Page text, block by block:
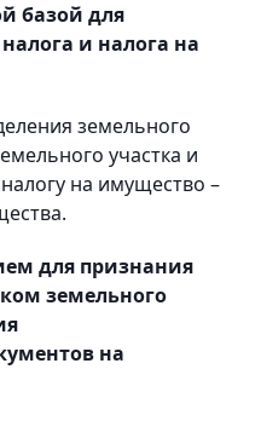
базой для
и налога на
земельного
участка и
на имущество –
для признания
земельного
на